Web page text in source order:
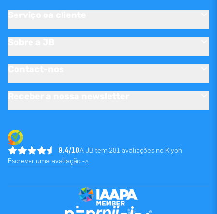
9.4/10A JB tem 281 avaliações no Kiyoh
Escrever uma avaliação ->